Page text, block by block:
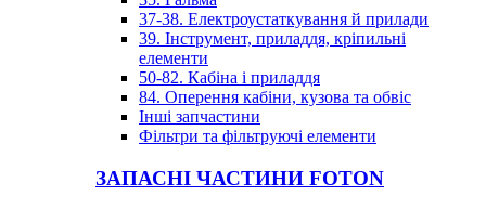
37-38. Електроустаткування й прилади
39. Інструмент, приладдя, кріпильні
елементи
50-82. Кабіна і приладдя
84. Оперення кабіни, кузова та обвіс
Інші запчастини
Фільтри та фільтруючі елементи
ЗАПАСНІ ЧАСТИНИ FOTON